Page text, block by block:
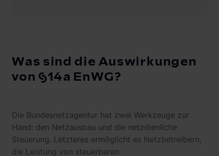
Was sind die Auswirkungen
von §14a EnWG?
Die Bundesnetzagentur hat zwei Werkzeuge zur
Hand: den Netzausbau und die netzdienliche
Steuerung. Letzteres ermöglicht es Netzbetreibern,
die Leistung von steuerbaren